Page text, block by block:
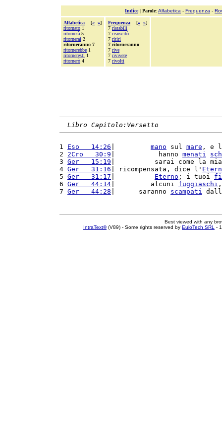
Indice| Parole: Alfabetica - Frequenza -
Alfabetica [« »]
ritornato 1
ritornerà 5
ritornerai 2
ritorneranno 7
ritornerebbe 1
ritorneresti 1
ritornerò 4
Frequenza [« »]
7 ristabilì
7 risuscitò
7 ritiri
7 ritorneranno
7 rive
7 rivivere
7 rivolti
Libro Capitolo:Versetto
1 Eso   14:26 mano sul mare , e
2 2Cro   30:9 |           hanno menati
3 Ger   15:19 |          sarai come la
4 Ger   31:16 | ricompensata, dice l'
5 Ger   31:17 Eterno ; i tuoi
6 Ger   44:14 |         alcuni fuggiaschi
7 Ger   44:28 |      saranno scampati
Best viewed with any
IntraText®(V89) - Some rights reserved by EuloTech SRL -